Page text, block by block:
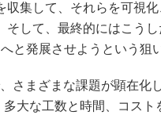
製造業ビッグデータ
メイドインジャパン
知財マネジメント
海外生産
集して、それらを可視化
して、最終的にはこう
と発展させようという狙
さまざまな課題が顕在化
大な工数と時間、コスト